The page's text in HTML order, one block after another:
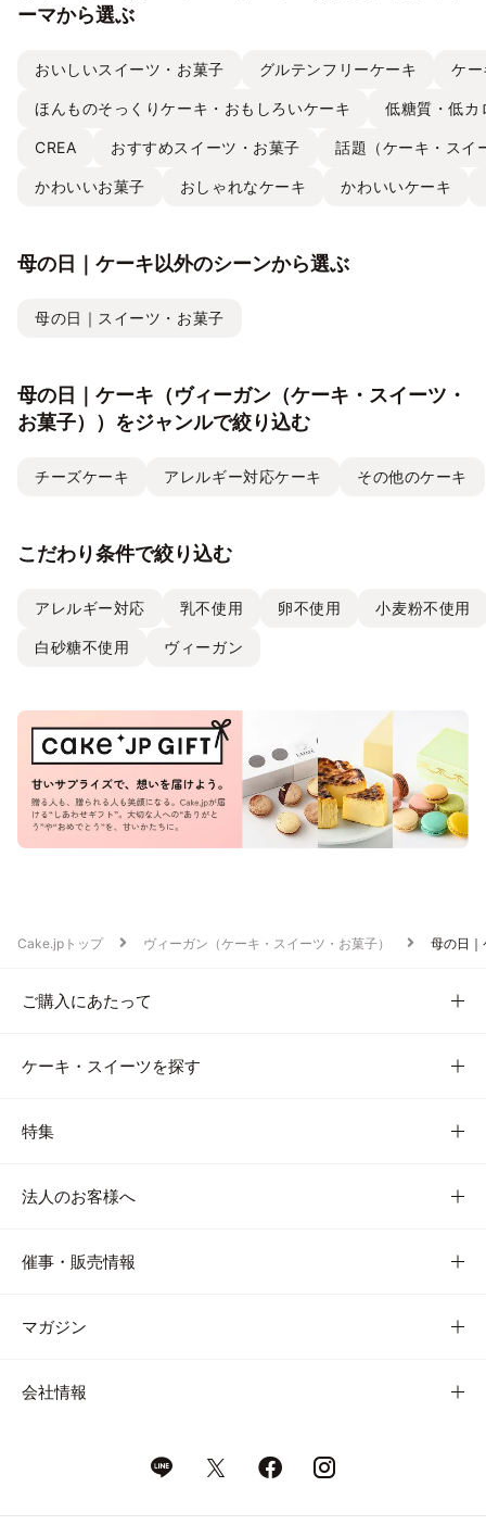
ーマから選ぶ
おいしいスイーツ・お菓子 グルテンフリーケーキ ケ
ほんものそっくりケーキ・おもしろいケーキ 低糖質・低カ
CREA おすすめスイーツ・お菓子 話題（ケーキ・スイ
かわいいお菓子 おしゃれなケーキ かわいいケーキ
母の日｜ケーキ以外のシーンから選ぶ
母の日｜スイーツ・お菓子
母の日｜ケーキ（ヴィーガン（ケーキ・スイーツ・
お菓子））をジャンルで絞り込む
チーズケーキ アレルギー対応ケーキ その他のケーキ
こだわり条件で絞り込む
アレルギー対応 乳不使用 卵不使用 小麦粉不使用
白砂糖不使用 ヴィーガン
Cake.jpトップ ヴィーガン（ケーキ・スイーツ・お菓子） 母の日｜
ご購入にあたって
ケーキ・スイーツを探す
特集
法人のお客様へ
催事・販売情報
マガジン
会社情報